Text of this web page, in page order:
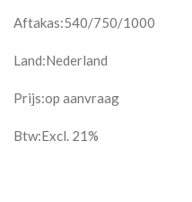
Aftakas:540/750/1000
Land:Nederland
Prijs:op aanvraag
Btw:Excl. 21%